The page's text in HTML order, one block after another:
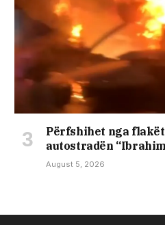
Përfshihet nga
autostradën
August 5, 2026